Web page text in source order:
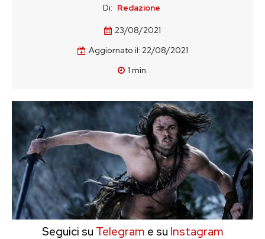
Di: Redazione
23/08/2021
Aggiornato il: 22/08/2021
1 min.
Seguici su Telegram e su Instagram